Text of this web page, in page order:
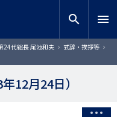
検索
search menu
24代総長 尾池和夫
式辞・挨拶等
12月24日）